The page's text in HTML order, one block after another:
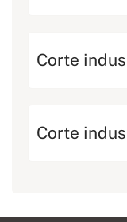
Corte
Corte